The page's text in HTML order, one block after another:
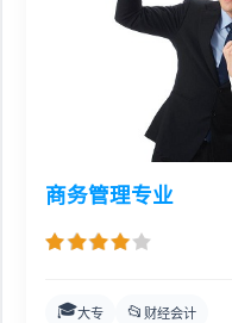
商务管理专业
🎓大专 📂 财经会计